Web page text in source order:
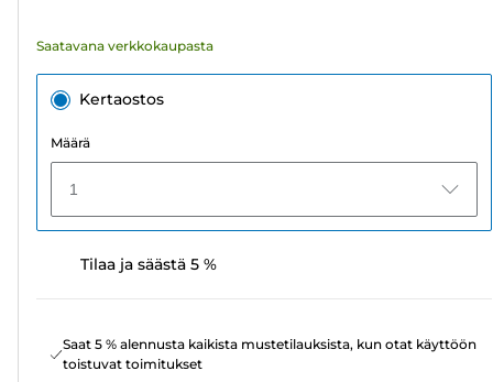
Saatavana verkkokaupasta
Kertaostos
Määrä
1
Tilaa ja säästä 5 %
Saat 5 % alennusta kaikista mustetilauksista, kun otat käyttöön
toistuvat toimitukset